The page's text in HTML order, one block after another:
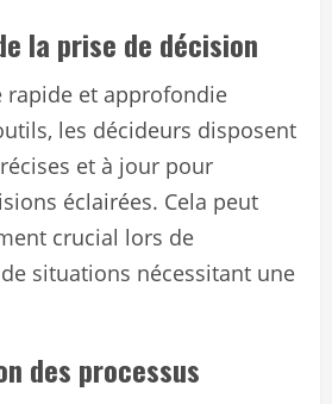
la prise de décision
rapide et approfondie
les décideurs disposent
et à jour pour
éclairées. Cela peut
crucial lors de
situations nécessitant une
des processus